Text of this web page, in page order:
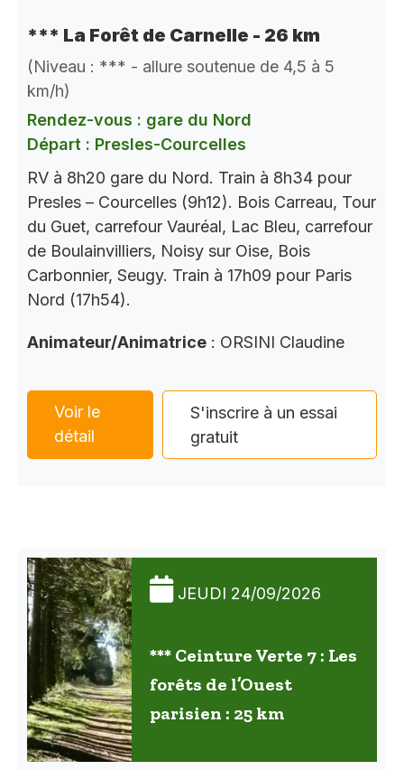
*** La Forêt de Carnelle - 26 km
(Niveau : *** - allure soutenue de 4,5 à 5
km/h)
Rendez-vous : gare du Nord
Départ : Presles-Courcelles
RV à 8h20 gare du Nord. Train à 8h34 pour
Presles – Courcelles (9h12). Bois Carreau, Tour
du Guet, carrefour Vauréal, Lac Bleu, carrefour
de Boulainvilliers, Noisy sur Oise, Bois
Carbonnier, Seugy. Train à 17h09 pour Paris
Nord (17h54).
Animateur/Animatrice : ORSINI Claudine
Voir le
détail
S'inscrire à un essai
gratuit
JEUDI 24/09/2026
*** Ceinture Verte 7 : Les
forêts de l’Ouest
parisien : 25 km